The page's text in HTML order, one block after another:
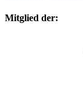
Mitglied der: